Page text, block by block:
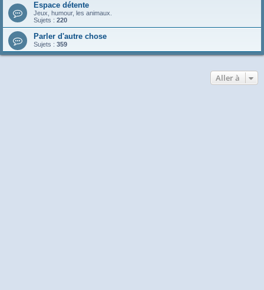
Espace détente
Jeux, humour, les animaux.
Sujets : 220
Parler d'autre chose
Sujets : 359
Aller à